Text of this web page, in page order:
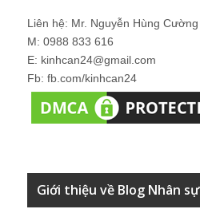
Liên hệ: Mr. Nguyễn Hùng Cường
M: 0988 833 616
E: kinhcan24@gmail.com
Fb: fb.com/kinhcan24
Giới thiệu về Blog Nhân sự